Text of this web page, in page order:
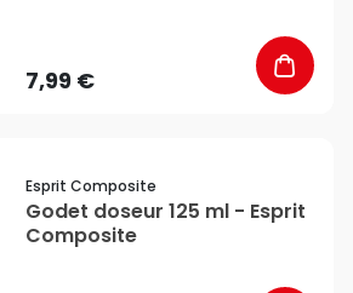
7,99 €
Esprit Composite
Godet doseur 125 ml - Esprit
Composite